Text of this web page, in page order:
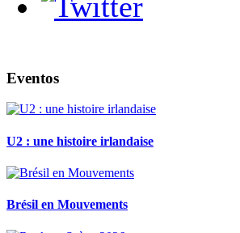
Eventos
U2 : une histoire irlandaise
Brésil en Mouvements